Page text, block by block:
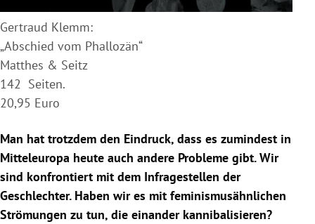
Gertraud Klemm:
„Abschied vom Phallozän“
Matthes & Seitz
142 Seiten.
20,95 Euro
Man hat trotzdem den Eindruck, dass es zumindest in
Mitteleuropa heute auch andere Probleme gibt. Wir
sind konfrontiert mit dem Infragestellen der
Geschlechter. Haben wir es mit feminismusähnlichen
Strömungen zu tun, die einander kannibalisieren?